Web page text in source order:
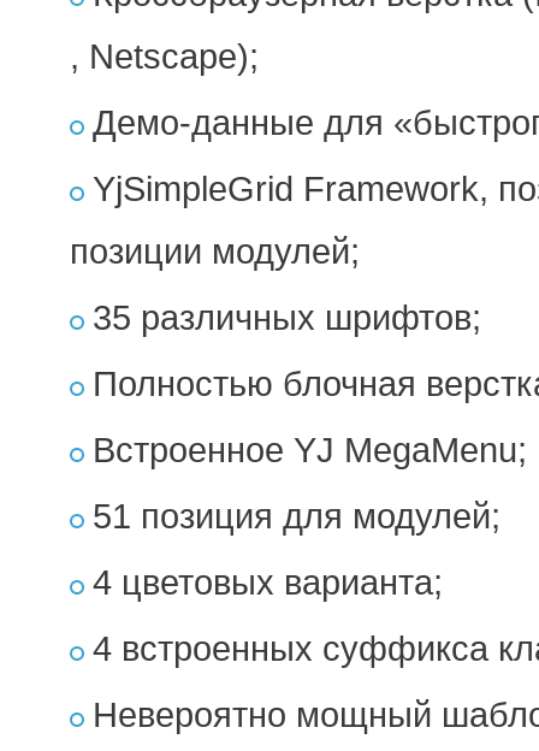
, Netscape);
Демо-данные для
YjSimpleGrid Framework,
позиции модулей;
35 различных шрифтов;
Полностью блочная
Встроенное YJ MegaMenu;
51 позиция для модулей;
4 цветовых варианта;
4 встроенных суффикса
Невероятно мощный